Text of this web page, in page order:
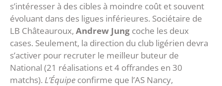
s’intéresser à des cibles à moindre coût et souvent
évoluant dans des ligues inférieures. Sociétaire de
LB Châteauroux, Andrew Jung coche les deux
cases. Seulement, la direction du club ligérien devra
s’activer pour recruter le meilleur buteur de
National (21 réalisations et 4 offrandes en 30
matchs). L’Équipe confirme que l’AS Nancy,